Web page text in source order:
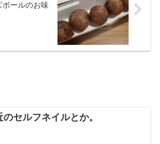
ボールのお味
のセルフネイルとか。